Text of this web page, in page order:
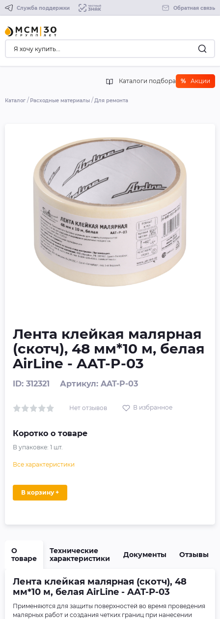
Служба поддержки Обратная связь
Каталоги подбора % Акции
Каталог Расходные материалы Для ремонта
Лента клейкая малярная
(скотч), 48 мм*10 м, белая
AirLine - AAT-P-03
ID: 312321 Артикул: AAT-P-03
Нет отзывов В избранное
Коротко о товаре
В упаковке: 1 шт.
Все характеристики
В корзину +
О
товаре
Технические
характеристики
Документы Отзывы
Лента клейкая малярная (скотч), 48
мм*10 м, белая AirLine - AAT-P-03
Применяются для защиты поверхностей во время проведения
малярных работ и создания четких границ при нанесении